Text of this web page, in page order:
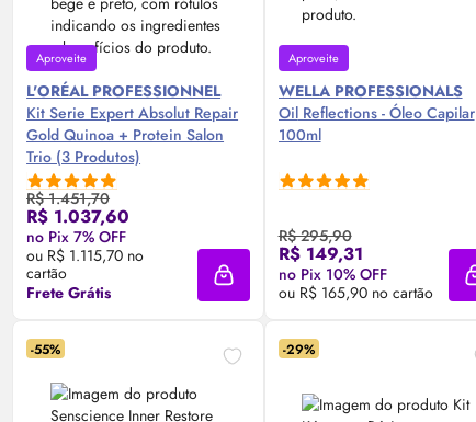
Aproveite
L'ORÉAL PROFESSIONNEL
Kit Serie Expert Absolut Repair
Gold Quinoa + Protein Salon
Trio (3 Produtos)
R$ 1.451,70
R$ 1.037,60
no Pix 7% OFF
ou R$ 1.115,70 no
cartão
Frete Grátis
Compre Agora ❯
Adicionar à sacola
Aproveite
WELLA PROFESSIONALS
OilReflections - Óleo Capilar
100ml
R$ 295,90
R$ 149,31
no Pix 10% OFF
ou R$ 165,90 no cartão
Compre Agora ❯
-55% -29%